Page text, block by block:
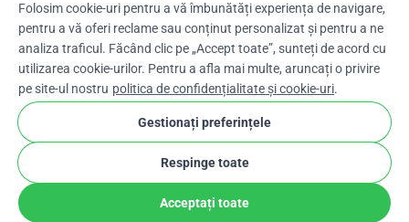
Roarrow_drop_down
★★★★★4,9 / 5 pe baza a peste 500 de recenzii
WhyDonate
Confidențialitate și cookie-uri
Setările pentru cookie-uri
stripe checkPartener Verificat
Folosim cookie-uri pentru a vă îmbunătăți experiența de navigare,
pentru a vă oferi reclame sau conținut personalizat și pentru a ne
analiza traficul. Făcând clic pe „Accept toate”, sunteți de acord cu
utilizarea cookie-urilor. Pentru a afla mai multe, aruncați o privire
pe site-ul nostru politica de confidențialitate și cookie-uri.
Gestionați preferințele
Respinge toate
Acceptați toate